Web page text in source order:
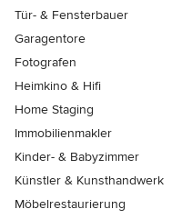
Tür- & Fensterbauer
Garagentore
Fotografen
Heimkino & Hifi
Home Staging
Immobilienmakler
Kinder- & Babyzimmer
Künstler & Kunsthandwerk
Möbelrestaurierung